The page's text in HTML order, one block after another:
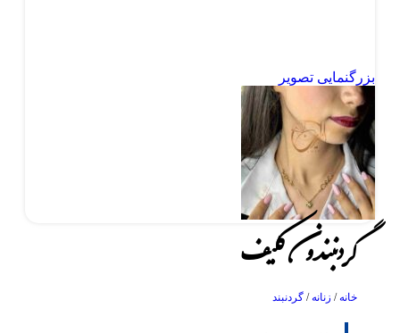
بزرگنمایی تصویر
گردنبند ون کلیف
خانه/ زنانه/ گردنبند